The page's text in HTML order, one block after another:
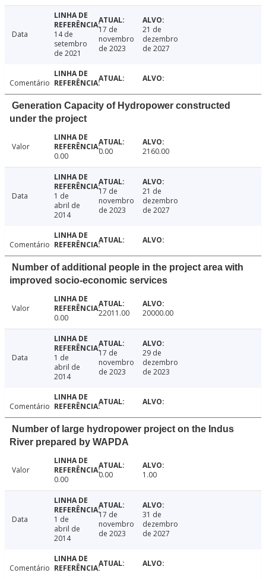
Data
14 de
setembro
de 2021
17 de
novembro
de 2023
21 de
dezembro
de 2027
Comentário
Generation Capacity of Hydropower constructed
under the project
Valor
0.00
0.00 2160.00
Data
1 de
abril de
2014
17 de
novembro
de 2023
21 de
dezembro
de 2027
Comentário
Number of additional people in the project area with
improved socio-economic services
Valor
0.00
22011.00 20000.00
Data
1 de
abril de
2014
17 de
novembro
de 2023
29 de
dezembro
de 2023
Comentário
Number of large hydropower project on the Indus
River prepared by WAPDA
Valor
0.00
0.00 1.00
Data
1 de
abril de
2014
17 de
novembro
de 2023
31 de
dezembro
de 2027
Comentário